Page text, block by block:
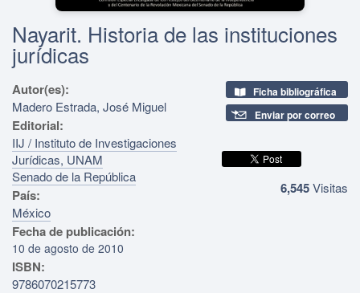
Nayarit. Historia de las instituciones
jurídicas
Autor(es):
Madero Estrada, José Miguel
Editorial:
IIJ / Instituto de Investigaciones
Jurídicas, UNAM
Senado de la República
País:
México
Fecha de publicación:
10 de agosto de 2010
ISBN:
9786070215773
Ficha bibliográfica
Enviar por correo
6,545Visitas